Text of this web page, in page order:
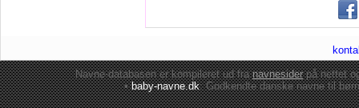
Navne-databasen er kompileret ud franavnesiderpå nettet
•baby-navne.dk: Godkendte danskenavne til børn